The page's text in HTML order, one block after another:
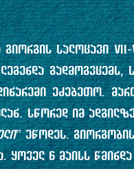
სალოცავი VII-
ეძებეთო.
სწორედ იმ
” უწოდეს.
ყოველ 6 მაისს